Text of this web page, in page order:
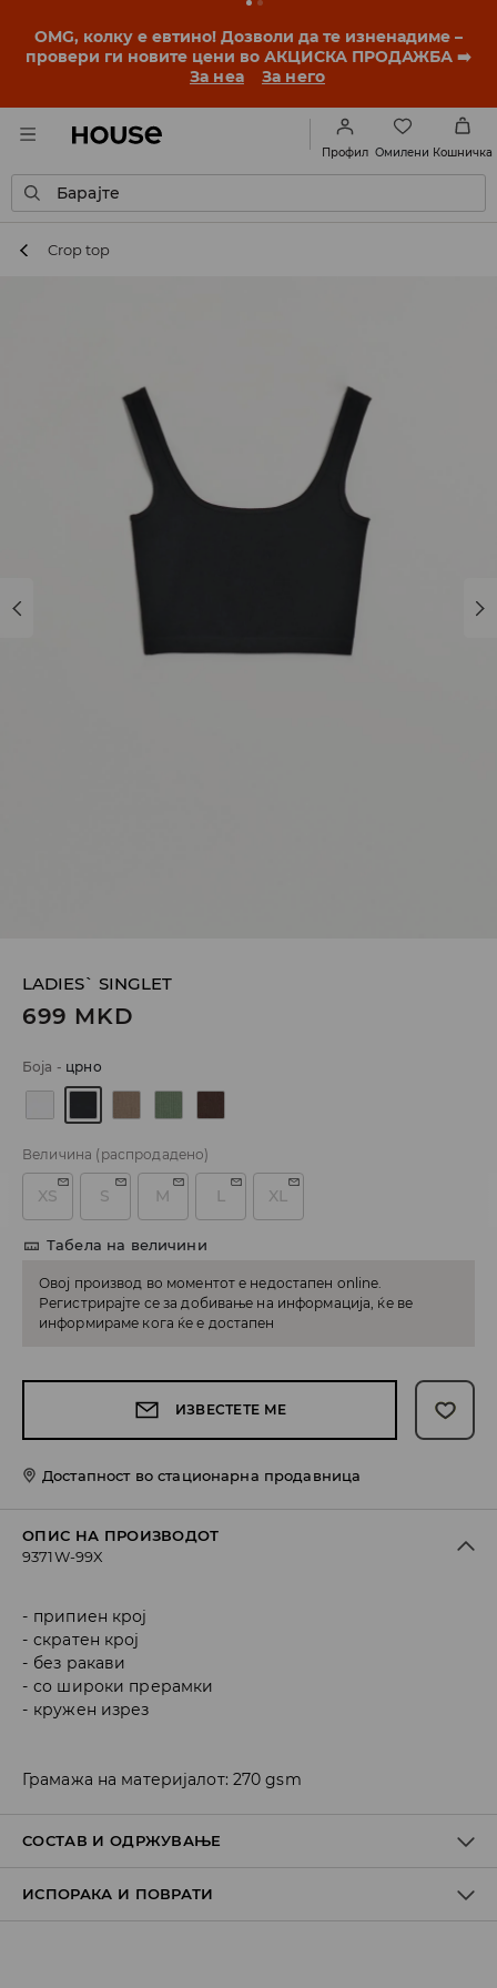
OMG, колку е евтино! Дозволи да те изненадиме –
провери ги новите цени во АКЦИСКА ПРОДАЖБА ➡️
За неа
За него
Профил Омилени Кошничка
Барајте
Crop top
LADIES` SINGLET
699 MKD
Боја - црно
Величина (распродадено)
XS S M L XL
Табела на величини
Овој производ во моментот е недостапен online.
Регистрирајте се за добивање на информација, ќе ве
информираме кога ќе е достапен
ИЗВЕСТЕТЕ МЕ
Достапност во стационарна продавница
ОПИС НА ПРОИЗВОДОТ
9371W-99X
припиен крој
скратен крој
без ракави
со широки прерамки
кружен изрез
Грамажа на материјалот: 270 gsm
СОСТАВ И ОДРЖУВАЊЕ
Материјал I: 92% POLYAMIDE, 8% ELASTANE
ИСПОРАКА И ПОВРАТИ